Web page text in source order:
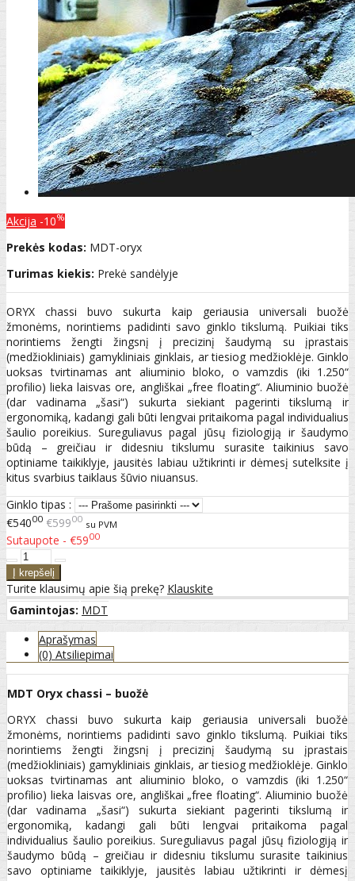
Akcija -10%
Prekės kodas: MDT-oryx
Turimas kiekis: Prekė sandėlyje
ORYX chassi buvo sukurta kaip geriausia universali buožė
žmonėms, norintiems padidinti savo ginklo tikslumą. Puikiai tiks
norintiems žengti žingsnį į precizinį šaudymą su įprastais
(medžiokliniais) gamykliniais ginklais, ar tiesiog medžioklėje. Ginklo
uoksas tvirtinamas ant aliuminio bloko, o vamzdis (iki 1.250“
profilio) lieka laisvas ore, angliškai „free floating“. Aliuminio buožė
(dar vadinama „šasi“) sukurta siekiant pagerinti tikslumą ir
ergonomiką, kadangi gali būti lengvai pritaikoma pagal individualius
šaulio poreikius. Sureguliavus pagal jūsų fiziologiją ir šaudymo
būdą – greičiau ir didesniu tikslumu surasite taikinius savo
optiniame taikiklyje, jausitės labiau užtikrinti ir dėmesį sutelksite į
kitus svarbius taiklaus šūvio niuansus.
Ginklo tipas :
€54000 €59900 su PVM
Sutaupote - €5900
Turite klausimų apie šią prekę? Klauskite
Gamintojas: MDT
Aprašymas
(0) Atsiliepimai
MDT Oryx chassi – buožė
ORYX chassi buvo sukurta kaip geriausia universali buožė
žmonėms, norintiems padidinti savo ginklo tikslumą. Puikiai tiks
norintiems žengti žingsnį į precizinį šaudymą su įprastais
(medžiokliniais) gamykliniais ginklais, ar tiesiog medžioklėje. Ginklo
uoksas tvirtinamas ant aliuminio bloko, o vamzdis (iki 1.250“
profilio) lieka laisvas ore, angliškai „free floating“. Aliuminio buožė
(dar vadinama „šasi“) sukurta siekiant pagerinti tikslumą ir
ergonomiką, kadangi gali būti lengvai pritaikoma pagal
individualius šaulio poreikius. Sureguliavus pagal jūsų fiziologiją ir
šaudymo būdą – greičiau ir didesniu tikslumu surasite taikinius
savo optiniame taikiklyje, jausitės labiau užtikrinti ir dėmesį